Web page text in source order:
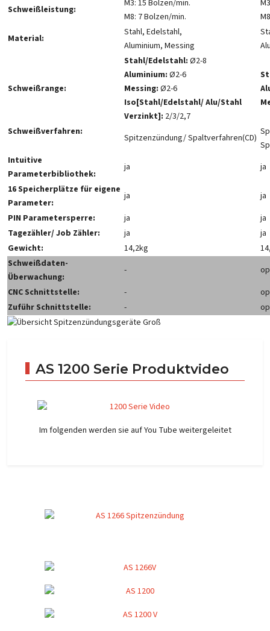
Schweißleistung:
M3: 15 Bolzen/min.
M8: 7 Bolzen/min.
Material:
Stahl, Edelstahl,
Aluminium, Messing
Schweißrange:
Stahl/Edelstahl: Ø2-8
Aluminium: Ø2-6
Messing: Ø2-6
Iso[Stahl/Edelstahl/ Alu/Stahl
Verzinkt]: 2/3/2,7
Schweißverfahren:
Spitzenzündung/ Spaltverfahren(CD)
Intuitive
Parameterbibliothek:
ja
ja
16 Speicherplätze für eigene
Parameter:
ja
ja
PIN Parametersperre:
ja
ja
Tagezähler/ Job Zähler:
ja
ja
Gewicht:
14,2kg
Schweißdaten-
Überwachung:
-
CNC Schnittstelle:
-
Zuführ Schnittstelle:
-
AS 1200 Serie Produktvideo
Im folgenden werden sie auf You Tube weitergeleitet